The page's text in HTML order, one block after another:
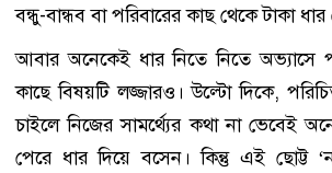
বন্ধু-বান্ধব বা পরিবারের কাছ থেকে টাকা ধার
আবার অনেকেই ধার নিতে নিতে অভ্যাসে
কাছে বিষয়টি লজ্জারও। উল্টো দিকে,
চাইলে নিজের সামর্থ্যের কথা না ভেবেই
পেরে ধার দিয়ে বসেন। কিন্তু এই ছোট্ট